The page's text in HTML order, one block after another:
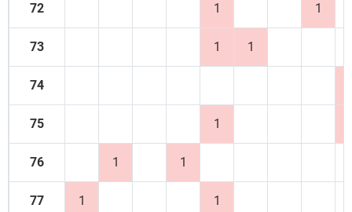
72 1 1
73 1 1
74
75 1
76 1 1
77 1 1